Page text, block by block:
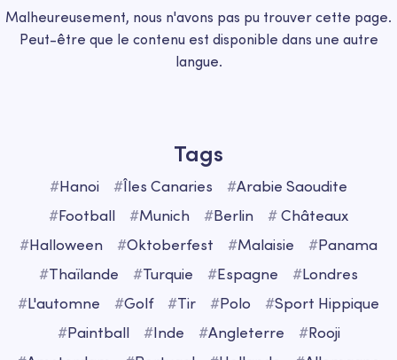
Malheureusement, nous n'avons pas pu trouver cette page.
Peut-être que le contenu est disponible dans une autre
langue.
Tags
#Hanoi #Îles Сanaries #Arabie Saoudite
#Football #Munich #Berlin #Châteaux
#Halloween #Oktoberfest #Malaisie #Panama
#Thaïlande #Turquie #Espagne #Londres
#L'automne #Golf #Tir #Polo #Sport Hippique
#Paintball #Inde #Angleterre #Rooji